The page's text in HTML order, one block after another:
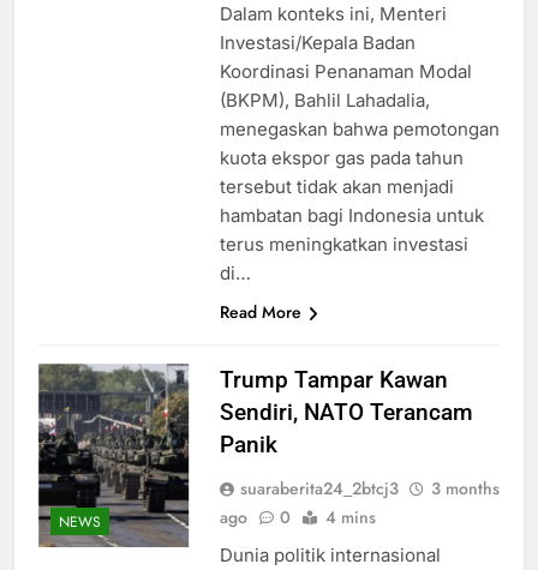
Dalam konteks ini, Menteri
Investasi/Kepala Badan
Koordinasi Penanaman Modal
(BKPM), Bahlil Lahadalia,
menegaskan bahwa pemotongan
kuota ekspor gas pada tahun
tersebut tidak akan menjadi
hambatan bagi Indonesia untuk
terus meningkatkan investasi
di…
Read More
NEWS
Trump Tampar Kawan
Sendiri, NATO Terancam
Panik
suaraberita24_2btcj3
3 months
ago
0 4 mins
Dunia politik internasional